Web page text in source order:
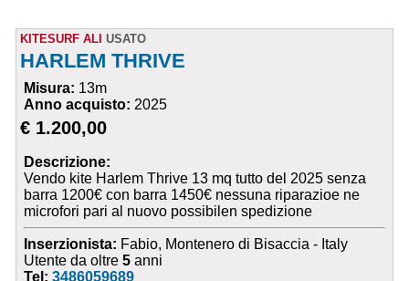
KITESURF ALI USATO
HARLEM THRIVE
Misura: 13m
Anno acquisto: 2025
€ 1.200,00
Descrizione:
Vendo kite Harlem Thrive 13 mq tutto del 2025 senza
barra 1200€ con barra 1450€ nessuna riparazioe ne
microfori pari al nuovo possibilen spedizione
Inserzionista: Fabio, Montenero di Bisaccia - Italy
Utente da oltre5 anni
Tel:3486059689